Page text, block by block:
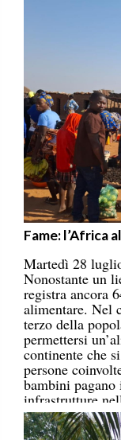
Fame: l’Africa
Martedì 28
Nonostante un
registra ancora
alimentare. Nel
terzo della
permettersi
continente che
persone
bambini
infrastrutture
un terzo della
latticini.